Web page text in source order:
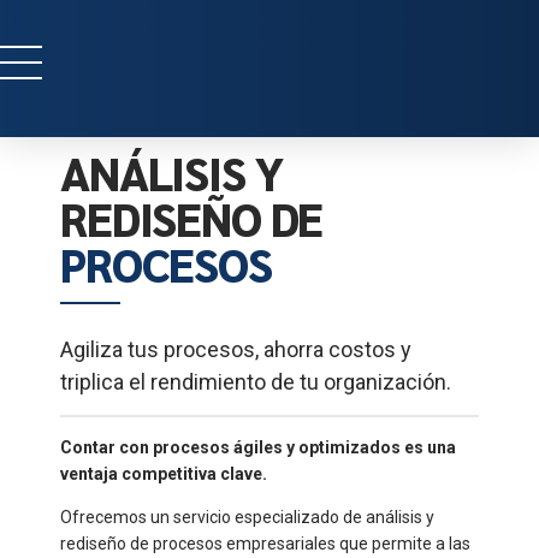
ANÁLISIS Y
REDISEÑO DE
PROCESOS
Agiliza tus procesos, ahorra costos y
triplica el rendimiento de tu organización.
Contar con procesos ágiles y optimizados es una
ventaja competitiva clave.
Ofrecemos un servicio especializado de análisis y
rediseño de procesos empresariales que permite a las